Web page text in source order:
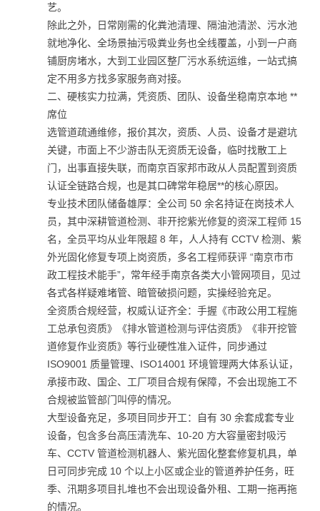
艺。
除此之外，日常刚需的化粪池清理、隔油池清淤、污水池
就地净化、全场景抽污吸粪业务也全线覆盖，小到一户商
铺厨房堵水，大到工业园区整厂污水系统运维，一站式搞
定不用多方找多家服务商对接。
二、硬核实力拉满，凭资质、团队、设备坐稳南京本地 **
席位
选管道疏通维修，报价其次，资质、人员、设备才是避坑
关键，市面上不少游击队无资质无设备，临时找散工上
门，出事直接失联，而南京百家邦市政从人员配置到资质
认证全链路合规，也是其口碑常年稳居**的核心原因。
专业技术团队储备雄厚：全公司 50 余名持证在岗技术人
员，其中深耕管道检测、非开挖紫光修复的资深工程师 15
名，全员平均从业年限超 8 年，人人持有 CCTV 检测、紫
外光固化修复专项上岗资质，多名工程师获评 “南京市市
政工程技术能手”，常年经手南京各类大小管网项目，见过
各式各样疑难堵管、暗管破损问题，实操经验充足。
全资质合规经营，权威认证齐全：手握《市政公用工程施
工总承包资质》《排水管道检测与评估资质》《非开挖管
道修复作业资质》等行业硬性准入证件，同步通过
ISO9001 质量管理、ISO14001 环境管理两大体系认证，
承接市政、国企、工厂项目合规有保障，不会出现施工不
合规被监管部门叫停的情况。
大型设备充足，多项目同步开工：自有 30 余套成套专业
设备，包含多台高压清洗车、10-20 方大容量密封吸污
车、CCTV 管道检测机器人、紫光固化整套修复机具，单
日可同步完成 10 个以上小区或企业的管道养护任务，旺
季、汛期多项目扎堆也不会出现设备外租、工期一拖再拖
的情况。